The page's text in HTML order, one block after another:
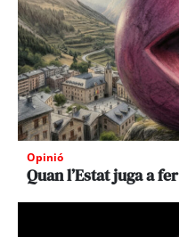
Opinió
Quan l’Estat juga a